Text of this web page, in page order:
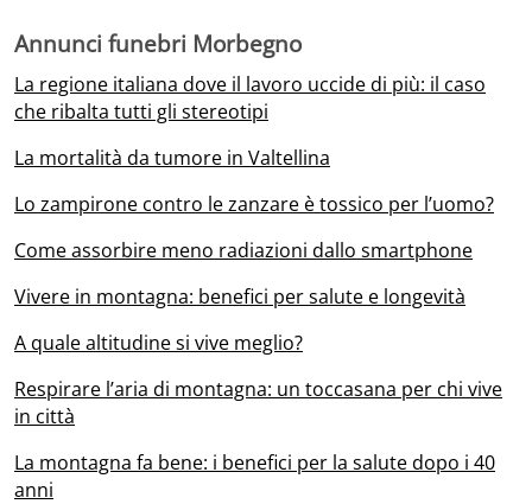
Annunci funebri Morbegno
La regione italiana dove il lavoro uccide di più: il caso
che ribalta tutti gli stereotipi
La mortalità da tumore in Valtellina
Lo zampirone contro le zanzare è tossico per l’uomo?
Come assorbire meno radiazioni dallo smartphone
Vivere in montagna: benefici per salute e longevità
A quale altitudine si vive meglio?
Respirare l’aria di montagna: un toccasana per chi vive
in città
La montagna fa bene: i benefici per la salute dopo i 40
anni